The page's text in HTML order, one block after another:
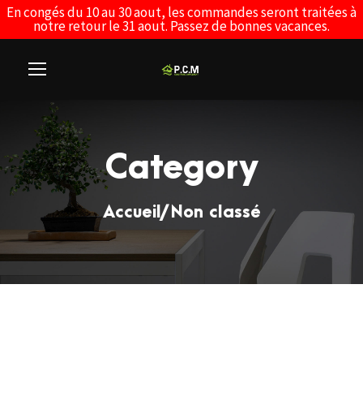
En congés du 10 au 30 aout, les commandes seront traitées à
notre retour le 31 aout. Passez de bonnes vacances.
Category
Accueil/ Non classé